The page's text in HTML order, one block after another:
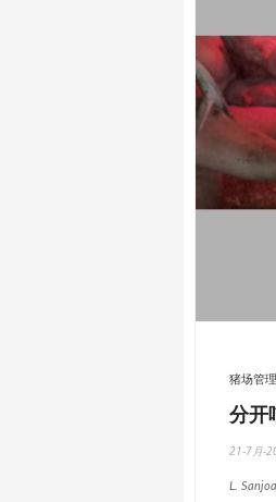
猪场管理
分开
21-7月-
L.